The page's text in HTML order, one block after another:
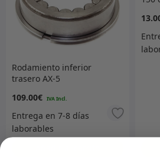
Rodamiento inferior
trasero AX-5
109.00€